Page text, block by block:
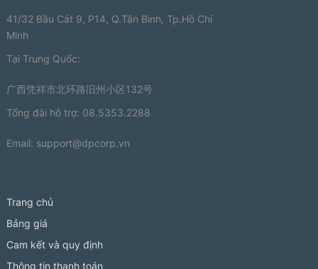
41/32 Bầu Cát 9, P14, Q.Tân Bình, Tp.Hồ Chí
Minh
Tại Trung Quốc:
广西凭祥市北环路旧州小区132号
Tổng đài hỗ trợ: 08.5353.2288
Email: support@dpcorp.vn
Trang chủ
Bảng giá
Cam kết và quy định
Thông tin thanh toán